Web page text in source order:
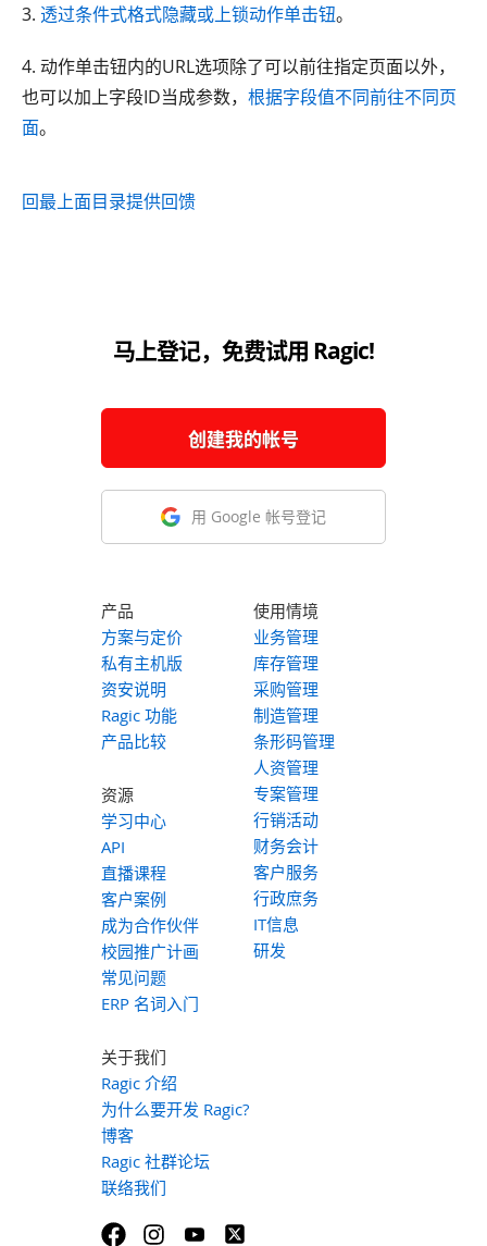
3. 透过条件式格式隐藏或上锁动作单击钮。
4. 动作单击钮内的URL选项除了可以前往指定页面以外，
也可以加上字段ID当成参数， 根据字段值不同前往不同页
面。
回最上面目录提供回馈
马上登记，免费试用 Ragic!
创建我的帐号
用 Google 帐号登记
产品
方案与定价
私有主机版
资安说明
Ragic 功能
产品比较
资源
学习中心
API
直播课程
客户案例
成为合作伙伴
校园推广计画
常见问题
ERP 名词入门
使用情境
业务管理
库存管理
采购管理
制造管理
条形码管理
人资管理
专案管理
行销活动
财务会计
客户服务
行政庶务
IT信息
研发
关于我们
Ragic 介绍
为什么要开发 Ragic?
博客
Ragic 社群论坛
联络我们